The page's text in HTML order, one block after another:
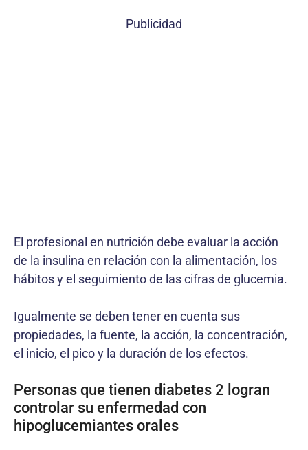
Publicidad
El profesional en nutrición debe evaluar la acción
de la insulina en relación con la alimentación, los
hábitos y el seguimiento de las cifras de glucemia.
Igualmente se deben tener en cuenta sus
propiedades, la fuente, la acción, la concentración,
el inicio, el pico y la duración de los efectos.
Personas que tienen diabetes 2 logran
controlar su enfermedad con
hipoglucemiantes orales